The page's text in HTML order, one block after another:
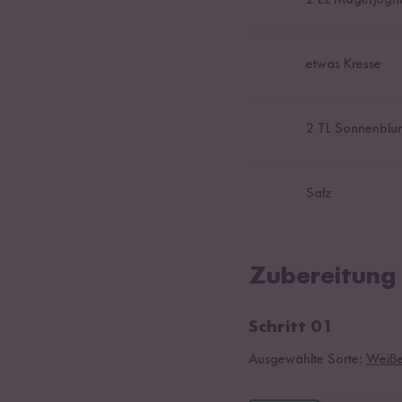
etwas Kresse
2 TL
Salz
Zubereitung
Schritt 01
Ausgewählte Sorte: